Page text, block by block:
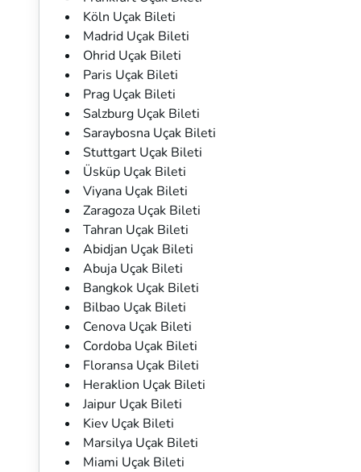
Köln Uçak Bileti
Madrid Uçak Bileti
Ohrid Uçak Bileti
Paris Uçak Bileti
Prag Uçak Bileti
Salzburg Uçak Bileti
Saraybosna Uçak Bileti
Stuttgart Uçak Bileti
Üsküp Uçak Bileti
Viyana Uçak Bileti
Zaragoza Uçak Bileti
Tahran Uçak Bileti
Abidjan Uçak Bileti
Abuja Uçak Bileti
Bangkok Uçak Bileti
Bilbao Uçak Bileti
Cenova Uçak Bileti
Cordoba Uçak Bileti
Floransa Uçak Bileti
Heraklion Uçak Bileti
Jaipur Uçak Bileti
Kiev Uçak Bileti
Marsilya Uçak Bileti
Miami Uçak Bileti